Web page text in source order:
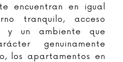
encuentran en igual
tranquilo, acceso
y un ambiente que
genuinamente
los apartamentos en